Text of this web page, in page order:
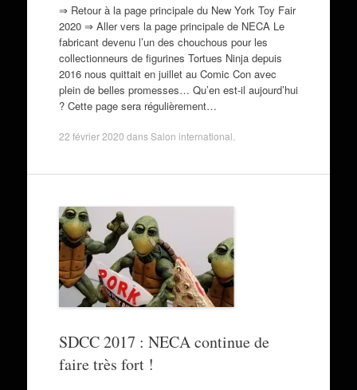
⇒ Retour à la page principale du New York Toy Fair
2020 ⇒ Aller vers la page principale de NECA Le
fabricant devenu l’un des chouchous pour les
collectionneurs de figurines Tortues Ninja depuis
2016 nous quittait en juillet au Comic Con avec
plein de belles promesses… Qu’en est-il aujourd’hui
? Cette page sera régulièrement…
22 février 2020 dansSalon international
SDCC 2017 : NECA continue de
faire très fort !